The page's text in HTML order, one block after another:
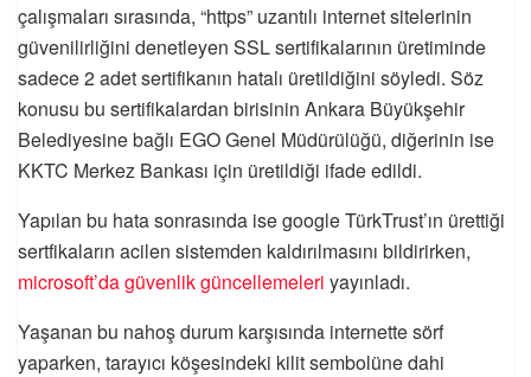
çalışmaları sırasında, “https” uzantılı internet sitelerinin
güvenilirliğini denetleyen SSL sertifikalarının üretiminde
sadece 2 adet sertifikanın hatalı üretildiğini söyledi. Söz
konusu bu sertifikalardan birisinin Ankara Büyükşehir
Belediyesine bağlı EGO Genel Müdürülüğü, diğerinin ise
KKTC Merkez Bankası için üretildiği ifade edildi.
Yapılan bu hata sonrasında ise google TürkTrust’ın ürettiği
sertfikaların acilen sistemden kaldırılmasını bildirirken,
microsoft’da güvenlik güncellemeleri yayınladı.
Yaşanan bu nahoş durum karşısında internette sörf
yaparken, tarayıcı köşesindeki kilit sembolüne dahi